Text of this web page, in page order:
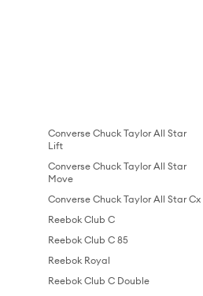
Converse Chuck Taylor All Star
Lift
Converse Chuck Taylor All Star
Move
Converse Chuck Taylor All Star Cx
Reebok Club C
Reebok Club C 85
Reebok Royal
Reebok Club C Double